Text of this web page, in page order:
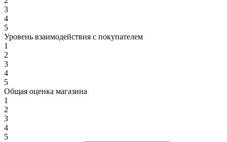
3
4
5
Уровень взаимодействия с покупателем
1
2
3
4
5
Общая оценка магазина
1
2
3
4
5